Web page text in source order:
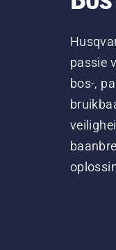
passie
bos-,